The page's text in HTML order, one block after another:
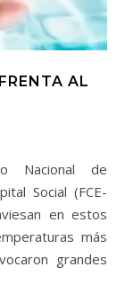
AL
Social (FCE-
en estos
más
grandes